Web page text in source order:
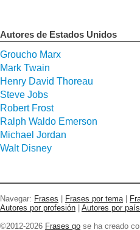
Autores de Estados Unidos
Groucho Marx
Mark Twain
Henry David Thoreau
Steve Jobs
Robert Frost
Ralph Waldo Emerson
Michael Jordan
Walt Disney
Navegar: Frases Frases por tema|
Autores por profesión
Autores por país
©2012-2026 Frases go se ha creado